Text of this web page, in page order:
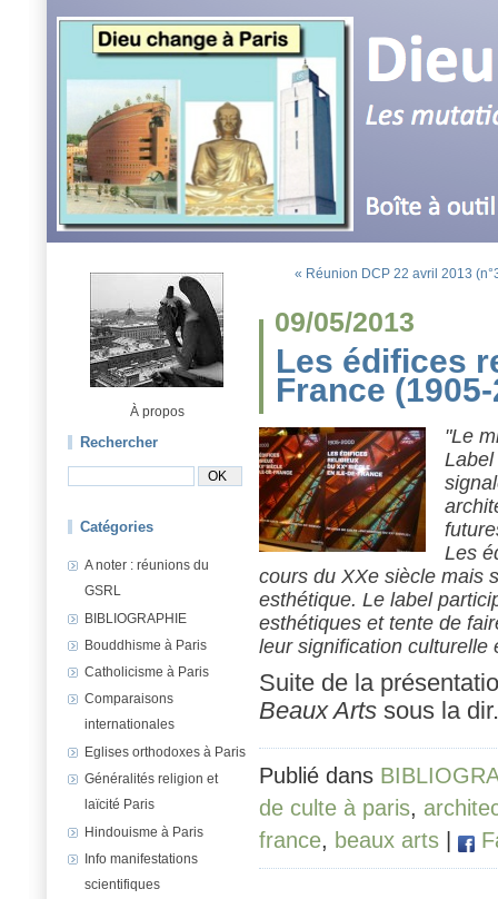
À propos
Rechercher
Catégories
A noter : réunions du
GSRL
BIBLIOGRAPHIE
Bouddhisme à Paris
Catholicisme à Paris
Comparaisons
internationales
Eglises orthodoxes à Paris
Généralités religion et
laïcité Paris
Hindouisme à Paris
Info manifestations
scientifiques
« Réunion DCP 22 avril 2013
09/05/2013
Les édifices
France
"Le
Label
Les
cours du XXe siècle mais
esthétique. Le label
esthétiques et tente de
leur signification culturelle
Suite de la
Beaux Arts sous la
Publié dans
de culte à paris,
france, beaux arts